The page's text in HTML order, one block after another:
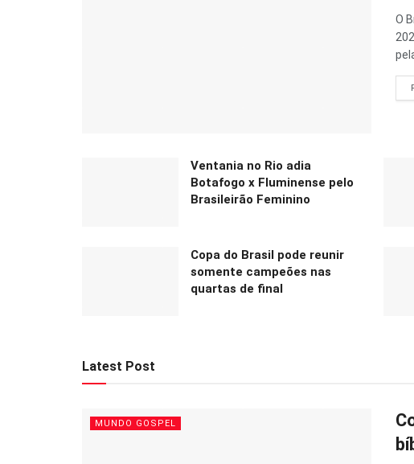
O
Ventania no Rio adia
Botafogo x Fluminense pelo
Brasileirão Feminino
Copa do Brasil pode reunir
somente campeões nas
quartas de final
Latest Post
MUNDO GOSPEL